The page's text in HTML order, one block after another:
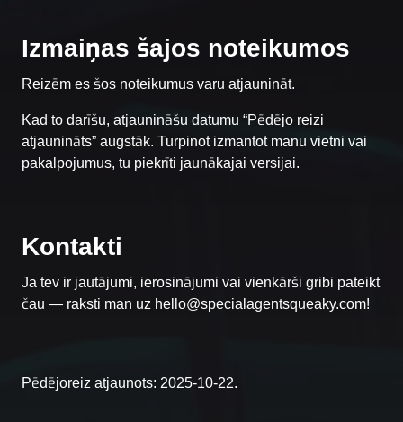
Izmaiņas šajos noteikumos
Reizēm es šos noteikumus varu atjaunināt.
Kad to darīšu, atjaunināšu datumu “Pēdējo reizi
atjaunināts” augstāk. Turpinot izmantot manu vietni vai
pakalpojumus, tu piekrīti jaunākajai versijai.
Kontakti
Ja tev ir jautājumi, ierosinājumi vai vienkārši gribi pateikt
čau — raksti man uz hello@specialagentsqueaky.com!
Pēdējoreiz atjaunots: 2025-10-22.